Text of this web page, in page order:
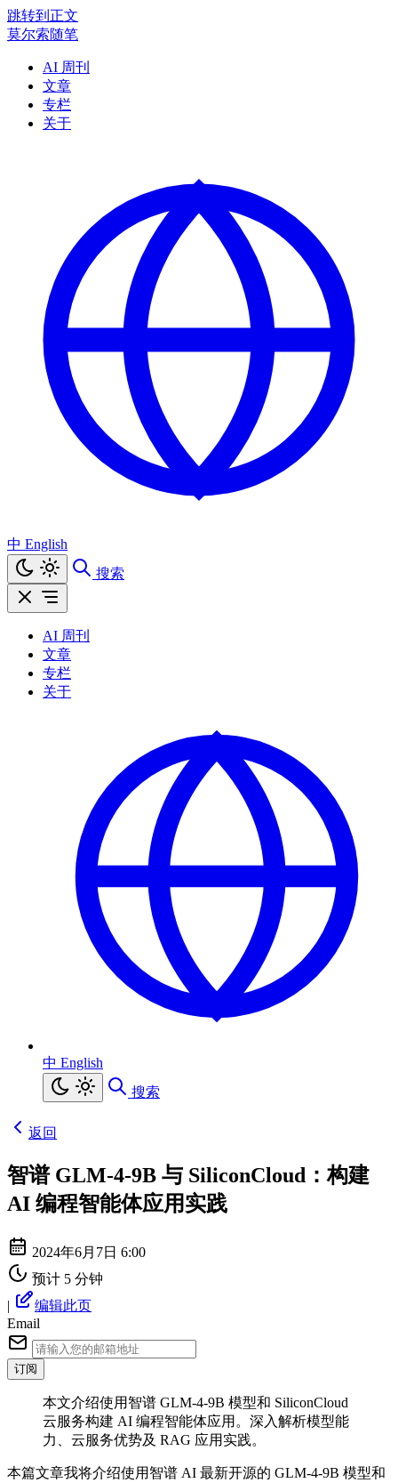
跳转到正文
莫尔索随笔
AI 周刊
文章
专栏
关于
中 English
搜索
AI 周刊
文章
专栏
关于
中 English
搜索
返回
智谱 GLM-4-9B 与 SiliconCloud：构建
AI 编程智能体应用实践
2024年6月7日 6:00
预计 5 分钟
|
编辑此页
Email
订阅
本文介绍使用智谱 GLM-4-9B 模型和 SiliconCloud
云服务构建 AI 编程智能体应用。深入解析模型能
力、云服务优势及 RAG 应用实践。
本篇文章我将介绍使用智谱 AI 最新开源的 GLM-4-9B 模型和